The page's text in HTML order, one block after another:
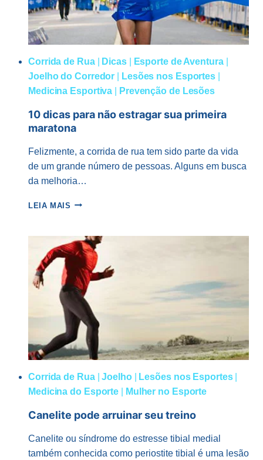
Corrida de Rua| Dicas| Esporte de Aventura|
Joelho do Corredor
Lesões nos Esportes
Medicina Esportiva
Prevenção de Lesões
10 dicas para não estragar sua primeira
maratona
Felizmente, a corrida de rua tem sido parte da vida
de um grande número de pessoas. Alguns em busca
da melhoria…
LEIA MAIS 10
NÃO
ESTRAGAR
SUA
PRIMEIRA
MARATONA
Corrida de Rua|Joelho| Lesões nos Esportes|
Medicina do Esporte
Mulher no Esporte
Canelite pode arruinar seu treino
Canelite ou síndrome do estresse tibial medial
também conhecida como periostite tibial é uma lesão